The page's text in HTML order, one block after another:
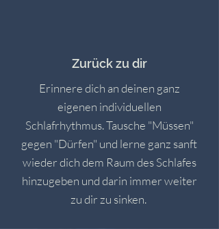
Zurück zu dir
Erinnere dich an deinen ganz
eigenen individuellen
Schlafrhythmus. Tausche "Müssen"
gegen "Dürfen" und lerne ganz sanft
wieder dich dem Raum des Schlafes
hinzugeben und darin immer weiter
zu dir zu sinken.